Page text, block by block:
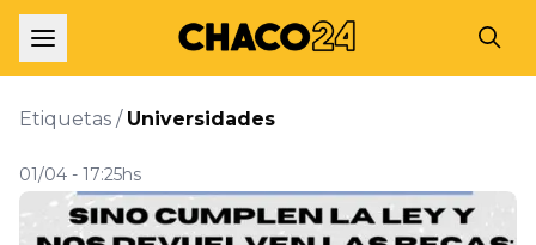
Etiquetas / Universidades
01/04 - 17:25hs